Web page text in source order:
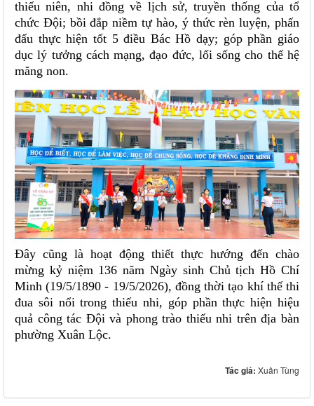
thiếu niên, nhi đồng về lịch sử, truyền thống của tổ
chức Đội; bồi đắp niềm tự hào, ý thức rèn luyện, phấn
đấu thực hiện tốt 5 điều Bác Hồ dạy; góp phần giáo
dục lý tưởng cách mạng, đạo đức, lối sống cho thế hệ
măng non.
Đây cũng là hoạt động thiết thực hướng đến chào
mừng kỷ niệm 136 năm Ngày sinh Chủ tịch Hồ Chí
Minh (19/5/1890 - 19/5/2026), đồng thời tạo khí thế thi
đua sôi nổi trong thiếu nhi, góp phần thực hiện hiệu
quả công tác Đội và phong trào thiếu nhi trên địa bàn
phường Xuân Lộc.
Tác giả: Xuân Tùng